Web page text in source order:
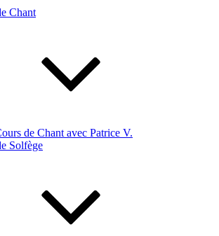
Chant
de Chant avec Patrice V.
Solfège